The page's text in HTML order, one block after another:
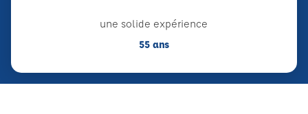
une solide expérience
55 ans